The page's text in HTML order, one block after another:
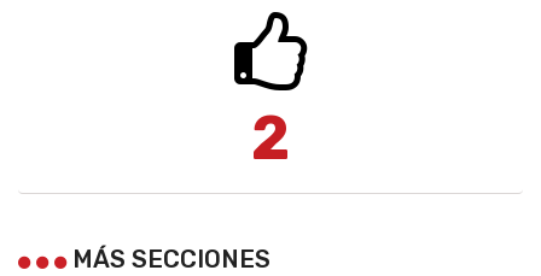
2
MÁS SECCIONES